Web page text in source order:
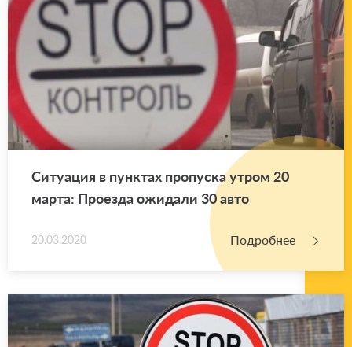
Си­ту­а­ция в пунк­тах про­пус­ка утром 20
марта: Про­ез­да ожи­да­ли 30 авто
20.03.2020 Подробнее